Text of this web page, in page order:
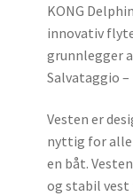
KONG
innovativ
grunnlegger
Salvataggio –
Vesten er
nyttig for alle
en båt.
og stabil